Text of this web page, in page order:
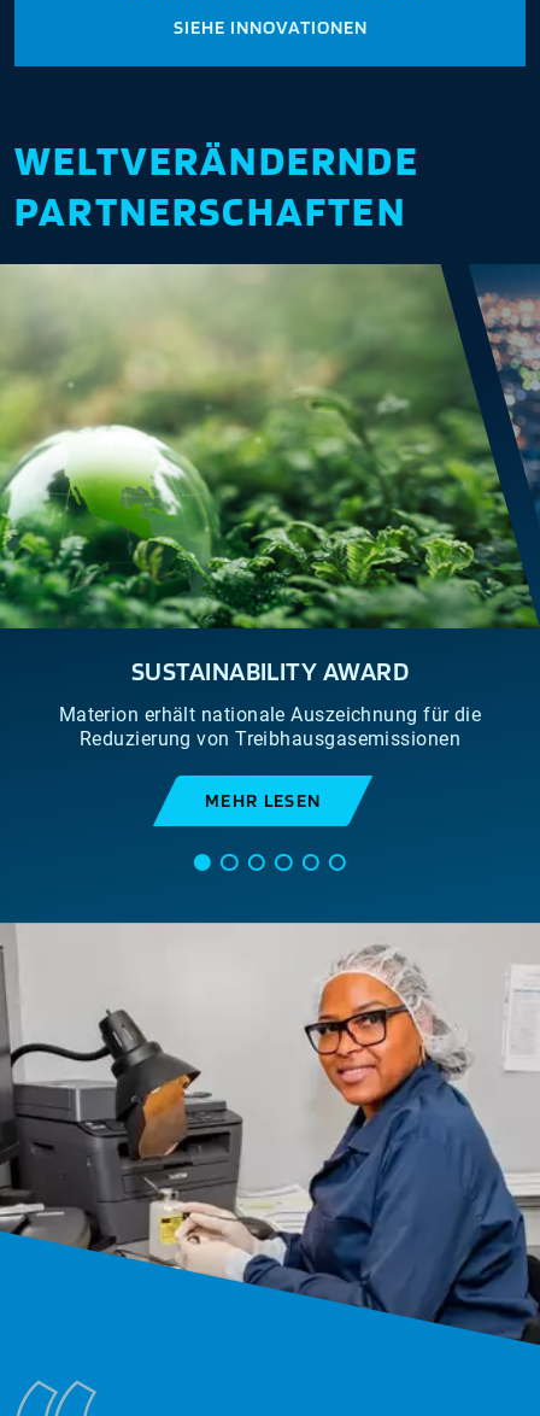
SIEHE INNOVATIONEN
WELTVERÄNDERNDE
PARTNERSCHAFTEN
SUSTAINABILITY AWARD
Materion erhält nationale Auszeichnung für die
Reduzierung von Treibhausgasemissionen
MEHR LESEN